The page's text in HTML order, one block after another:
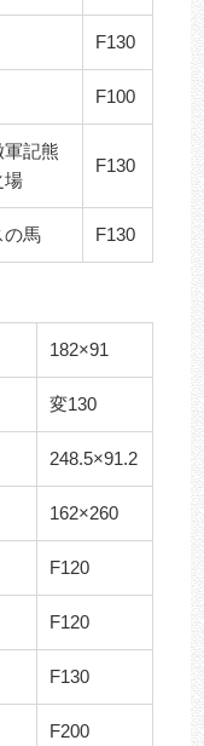
F130
F100
軍記熊
場
F130
の馬 F130
182×91
変130
248.5×91.2
162×260
F120
F120
F130
F200